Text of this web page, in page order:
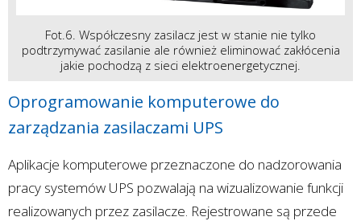
Fot.6. Współczesny zasilacz jest w stanie nie tylko
podtrzymywać zasilanie ale również eliminować zakłócenia
jakie pochodzą z sieci elektroenergetycznej.
Oprogramowanie komputerowe do
zarządzania zasilaczami UPS
Aplikacje komputerowe przeznaczone do nadzorowania
pracy systemów UPS pozwalają na wizualizowanie funkcji
realizowanych przez zasilacze. Rejestrowane są przede